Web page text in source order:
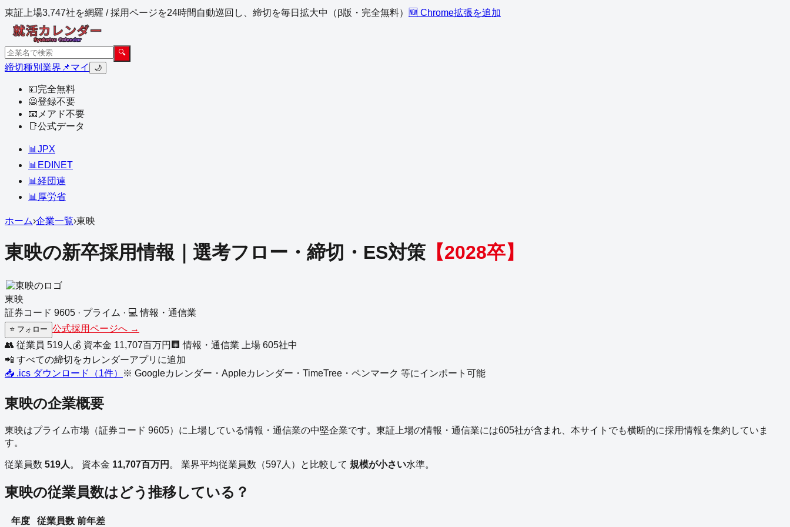
東証上場3,747社を網羅 / 採用ページを24時間自動巡回し、締切を毎日拡大中（β版・完全無料） 🆕 Chrome拡張を追加
🔍
締切種別 業界 📌マイ 🌙
💴完全無料
🙅登録不要
📧 メアド不要
📑公式データ
📊 JPX
📊 EDINET
📊 経団連
📊 厚労省
ホーム›企業一覧›東映
東映の新卒採用情報｜選考フロー・締切・ES対策 【2028卒】
東映
証券コード 9605 · プライム · 💻 情報・通信業
⭐ フォロー 公式採用ページへ →
👥 従業員 519人 💰 資本金 11,707百万円 🏢情報・通信業 上場 605社中
📲 すべての締切をカレンダーアプリに追加
📥 .ics ダウンロード（1件） ※ Googleカレンダー・Appleカレンダー・TimeTree・ペンマーク 等にインポート可能
東映の企業概要
東映はプライム市場（証券コード 9605）に上場している情報・通信業の中堅企業です。 東証上場の情報・通信業には605社が含まれ、本サイトでも横断的に採用情報を集約していま
す。
従業員数 519人 。 資本金 11,707百万円 。 業界平均従業員数（597 人）と比較して 規模が小さい水準。
東映の従業員数はどう推移している？
年度 従業員数 前年差